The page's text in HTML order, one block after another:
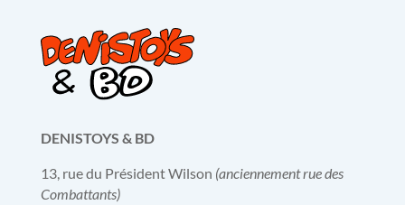
DENISTOYS & BD
13, rue du Président Wilson (anciennement rue des
Combattants)